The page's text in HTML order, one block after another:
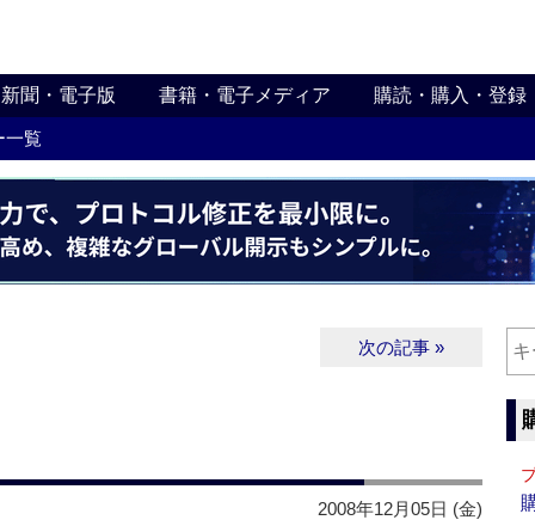
新聞・電子版 書籍・電子メディア 購読・購入・登録
一覧
次の記事 »
2008年12月05日 (金)